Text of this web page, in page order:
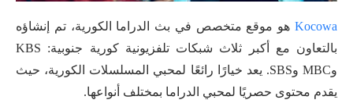
Kocowa هو موقع متخصص في بث الدراما الكورية، تم إنشاؤه
بالتعاون مع أكبر ثلاث شبكات تلفزيونية كورية جنوبية: KBS
وMBC وSBS. يعد خيارًا رائعًا لمحبي المسلسلات الكورية، حيث
يقدم محتوى حصريًا لمحبي الدراما بمختلف أنواعها.